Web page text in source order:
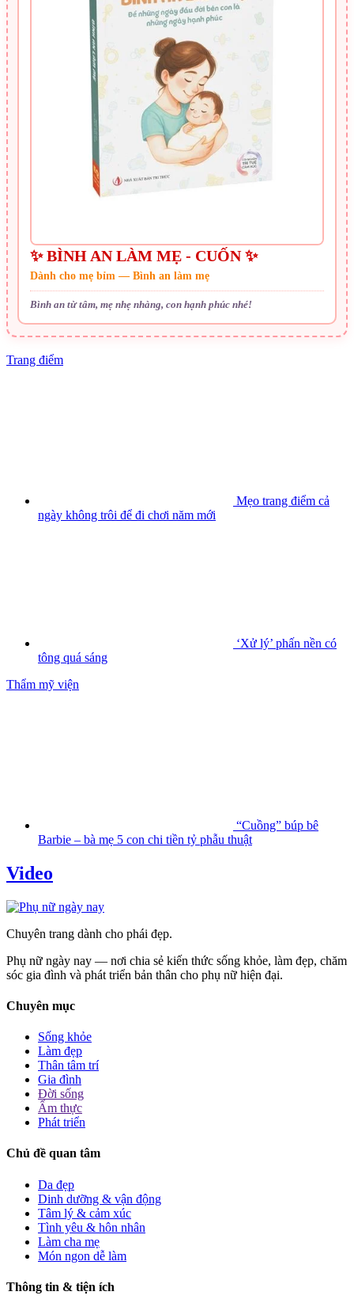
✨ BÌNH AN LÀM MẸ - CUỐN ✨
Dành cho mẹ bỉm — Bình an làm mẹ
Bình an từ tâm, mẹ nhẹ nhàng, con hạnh phúc nhé!
Trang điểm
Mẹo trang điểm cả
ngày không trôi để đi chơi năm mới
‘Xử lý’ phấn nền có
tông quá sáng
Thẩm mỹ viện
“Cuồng” búp bê
Barbie – bà mẹ 5 con chi tiền tỷ phẫu thuật
Video
Chuyên trang dành cho phái đẹp.
Phụ nữ ngày nay — nơi chia sẻ kiến thức sống khỏe, làm đẹp, chăm
sóc gia đình và phát triển bản thân cho phụ nữ hiện đại.
Chuyên mục
Sống khỏe
Làm đẹp
Thân tâm trí
Gia đình
Đời sống
Ẩm thực
Phát triển
Chủ đề quan tâm
Da đẹp
Dinh dưỡng & vận động
Tâm lý & cảm xúc
Tình yêu & hôn nhân
Làm cha mẹ
Món ngon dễ làm
Thông tin & tiện ích